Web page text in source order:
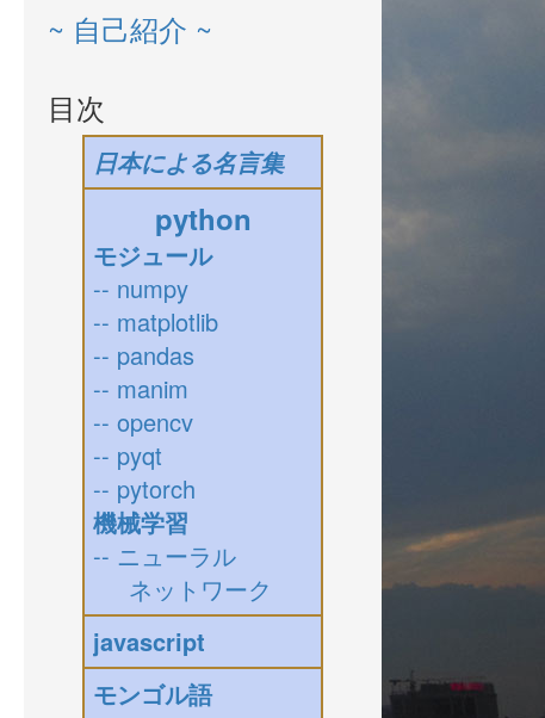
~ 自己紹介 ~
目次
日本による名言集
python
モジュール
-- numpy
-- matplotlib
-- pandas
-- manim
-- opencv
-- pyqt
-- pytorch
機械学習
-- ニューラル
ネットワーク
javascript
モンゴル語